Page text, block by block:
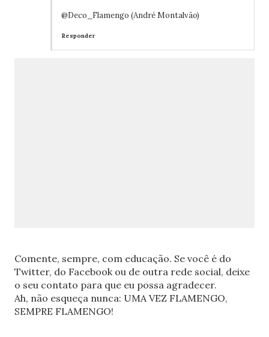
@Deco_Flamengo (André Montalvão)
Responder
Comente, sempre, com educação. Se você é do
Twitter, do Facebook ou de outra rede social, deixe
o seu contato para que eu possa agradecer.
Ah, não esqueça nunca: UMA VEZ FLAMENGO,
SEMPRE FLAMENGO!